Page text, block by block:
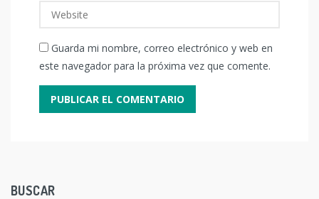
Guarda mi nombre, correo electrónico y web en
este navegador para la próxima vez que comente.
BUSCAR